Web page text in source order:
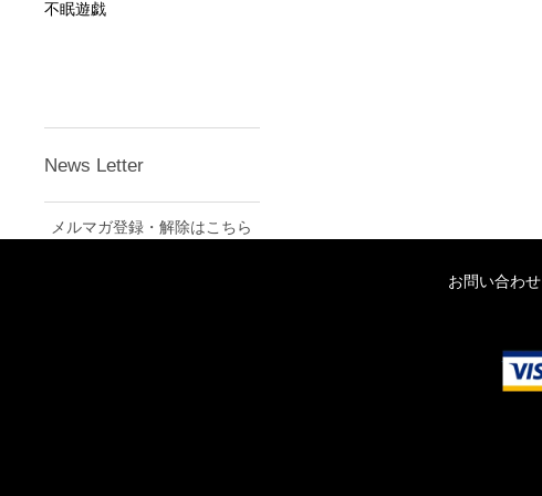
不眠遊戯
News Letter
メルマガ登録・解除はこちら
お問い合わせ